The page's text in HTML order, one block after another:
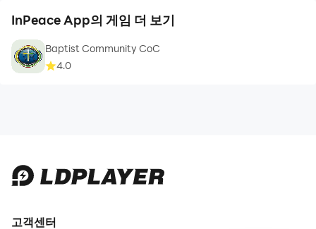
InPeace App의 게임 더 보기
Baptist Community CoC
4.0
고객센터